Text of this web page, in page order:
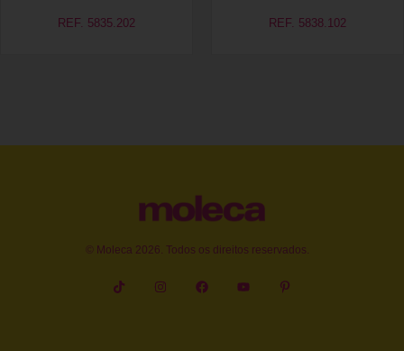
REF. 5835.202 REF. 5838.102
© Moleca 2026. Todos os direitos reservados.